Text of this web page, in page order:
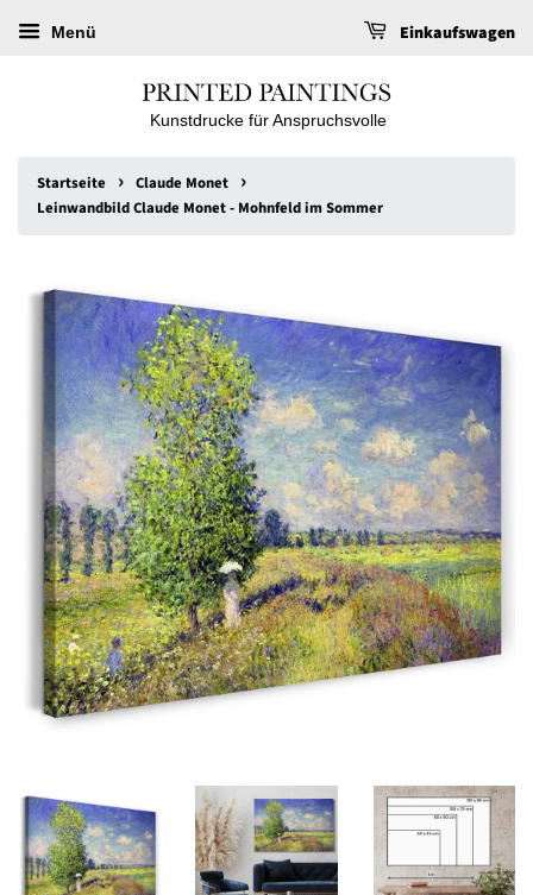
Menü Einkaufswagen
Kunstdrucke für Anspruchsvolle
Startseite › Claude Monet ›
Leinwandbild Claude Monet - Mohnfeld im Sommer